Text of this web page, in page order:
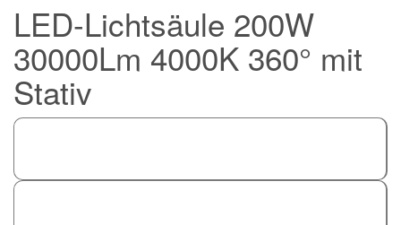
LED-Lichtsäule 200W
30000Lm 4000K 360° mit
Stativ